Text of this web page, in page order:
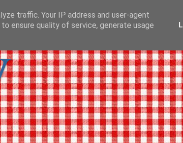
traffic. Your IP address and user-agent
ensure quality of service, generate usage